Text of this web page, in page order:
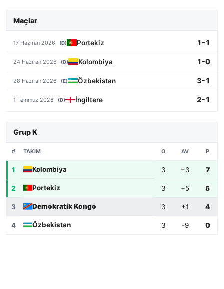
Maçlar
17 Haziran 2026 (D) Portekiz 1-1
24 Haziran 2026 (D) Kolombiya 1-0
28 Haziran 2026 (E) Özbekistan 3-1
1 Temmuz 2026 (D) İngiltere 2-1
Grup K
# TAKIM O AV P
1 Kolombiya 3 +3 7
2 Portekiz 3 +5 5
3 Demokratik Kongo 3 +1 4
4 Özbekistan 3 -9 0